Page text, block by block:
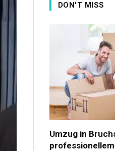
DON'T MISS
Umzug in